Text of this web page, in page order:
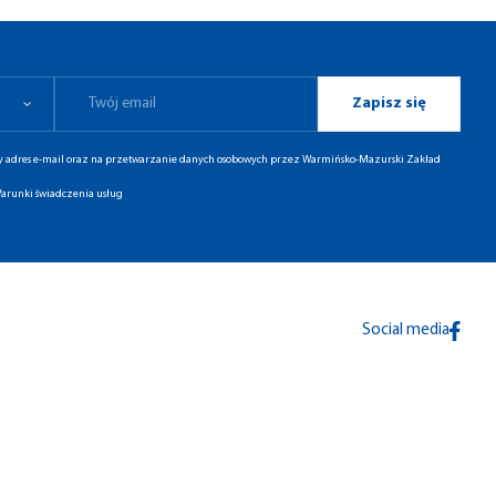
Zapisz się
e-mail oraz na przetwarzanie danych osobowych przez Warmińsko-Mazurski Zakład
świadczenia usług
Social media